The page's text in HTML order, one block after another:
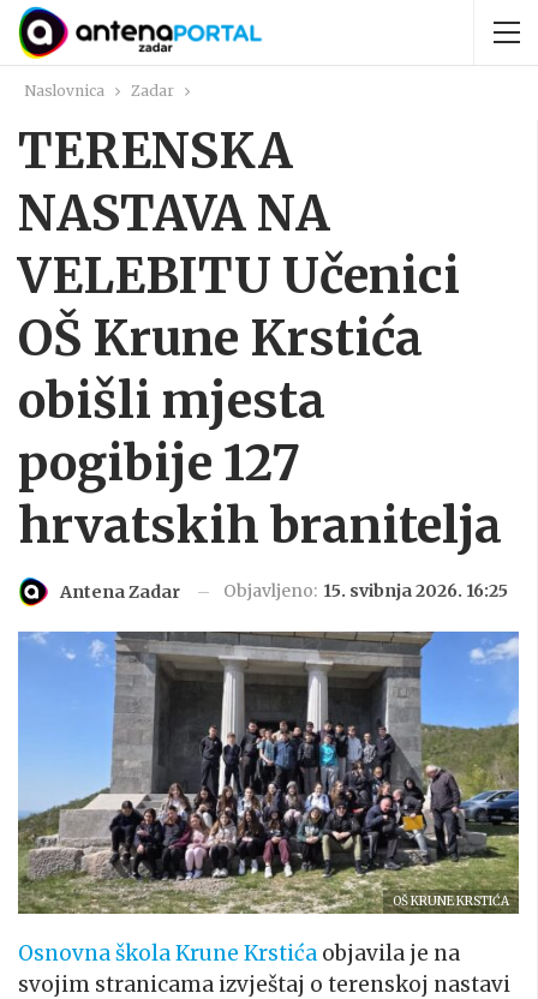
Naslovnica Zadar
TERENSKA
NASTAVA NA
VELEBITU Učenici
OŠ Krune Krstića
obišli mjesta
pogibije 127
hrvatskih branitelja
Antena Zadar Objavljeno: 15. svibnja 2026. 16:25
OŠ KRUNE KRSTIĆA
Osnovna škola Krune Krstića objavila je na
svojim stranicama izvještaj o terenskoj nastavi